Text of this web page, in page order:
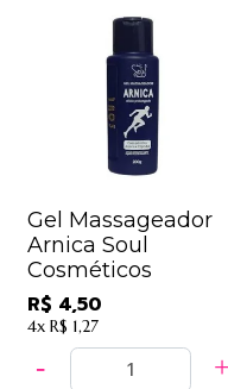
Gel Massageador
Arnica Soul
Cosméticos
R$ 4,50
4x R$ 1,27